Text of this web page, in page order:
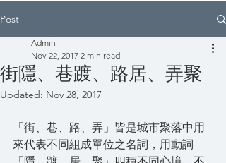
Post
街隱、巷踱、路居、弄聚
Admin
Nov 22, 2017 2 min read
Updated: Nov 28, 2017
「街、巷、路、弄」皆是城市聚落中用
來代表不同組成單位之名詞，用動詞